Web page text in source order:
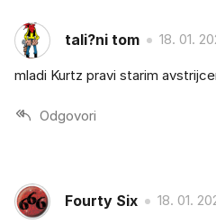
tali?ni tom 18. 01.
mladi Kurtz pravi starim
Odgovori
Fourty Six 18. 01.